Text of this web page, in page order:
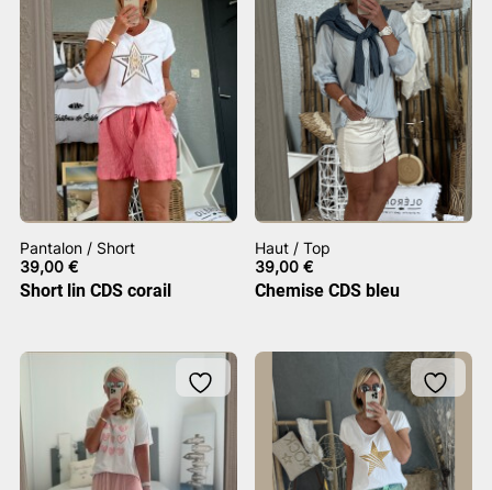
Pantalon / Short
39,00 €
Short lin CDS corail
Haut / Top
39,00€
Chemise CDS bleu